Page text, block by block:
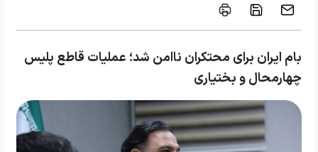
بام ایران برای محتکران ناامن شد؛ عملیات قاطع پلیس
چهارمحال و بختیاری